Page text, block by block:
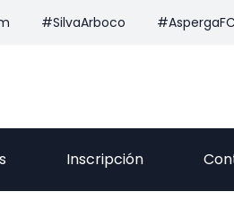
#SilvaArboco #AspergaFC
Inscripción